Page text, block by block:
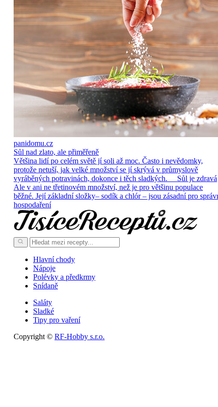
panidomu.cz
Sůl nad zlato, ale přiměřeně
Většina lidí po celém světě jí soli až moc. Často i nevědomky,
protože netuší, jak velké množství se jí skrývá v průmyslově
vyráběných potravinách, dokonce i těch sladkých. Sůl je zdravá
Ale v ani ne třetinovém množství, než je pro většinu populace
běžné. Její základní složky– sodík a chlór – jsou zásadní pro
hospodaření
Hlavní chody
Nápoje
Polévky a předkrmy
Snídaně
Saláty
Sladké
Tipy pro vaření
Copyright © RF-Hobby s.r.o.